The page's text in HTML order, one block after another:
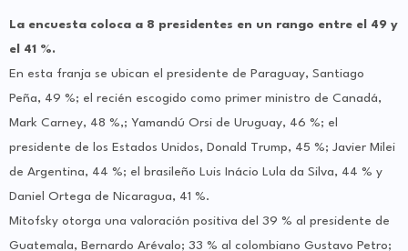
La encuesta coloca a 8 presidentes en un rango entre el 49 y
el 41 %.
En esta franja se ubican el presidente de Paraguay, Santiago
Peña, 49 %; el recién escogido como primer ministro de Canadá,
Mark Carney, 48 %,; Yamandú Orsi de Uruguay, 46 %; el
presidente de los Estados Unidos, Donald Trump, 45 %; Javier Milei
de Argentina, 44 %; el brasileño Luis Inácio Lula da Silva, 44 % y
Daniel Ortega de Nicaragua, 41 %.
Mitofsky otorga una valoración positiva del 39 % al presidente de
Guatemala, Bernardo Arévalo; 33 % al colombiano Gustavo Petro;